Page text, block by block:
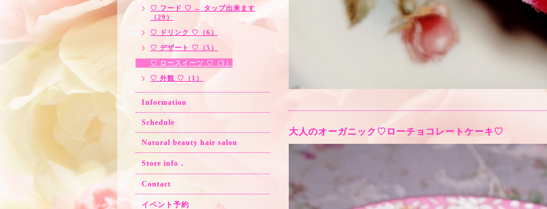
大人のオーガニック♡ローチョコレートケーキ♡
♡ フード ♡ ← タップ出来ます
（29）
♡ ドリンク ♡（6）
♡ デザート ♡（5）
♡ ロースイーツ ♡（5）
♡ 外観 ♡（1）
Information
Schedule
Natural beauty hair salon
Store info．
Contact
イベント予約